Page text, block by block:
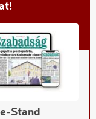
e-Stand